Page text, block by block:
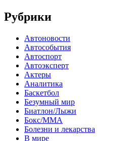
Рубрики
Автоновости
Автособытия
Автоспорт
Автоэксперт
Актеры
Аналитика
Баскетбол
Безумный мир
Биатлон/Лыжи
Бокс/MMA
Болезни и лекарства
В мире